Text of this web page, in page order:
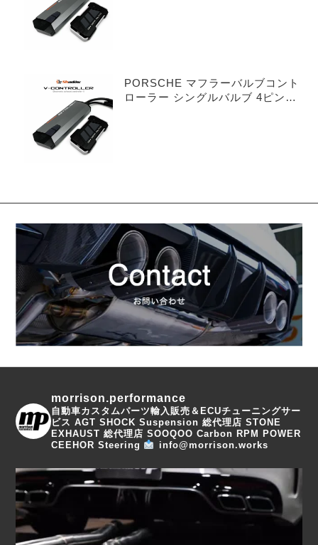
PORSCHE マフラーバルブコント
ローラー シングルバルブ 4ピンタ
morrison.performance
自動車カスタムパーツ輸入販売＆ECUチューニングサー
ビス AGT SHOCK Suspension 総代理店 STONE
EXHAUST 総代理店 SOOQOO Carbon RPM POWER
CEEHOR Steering
info@morrison.works